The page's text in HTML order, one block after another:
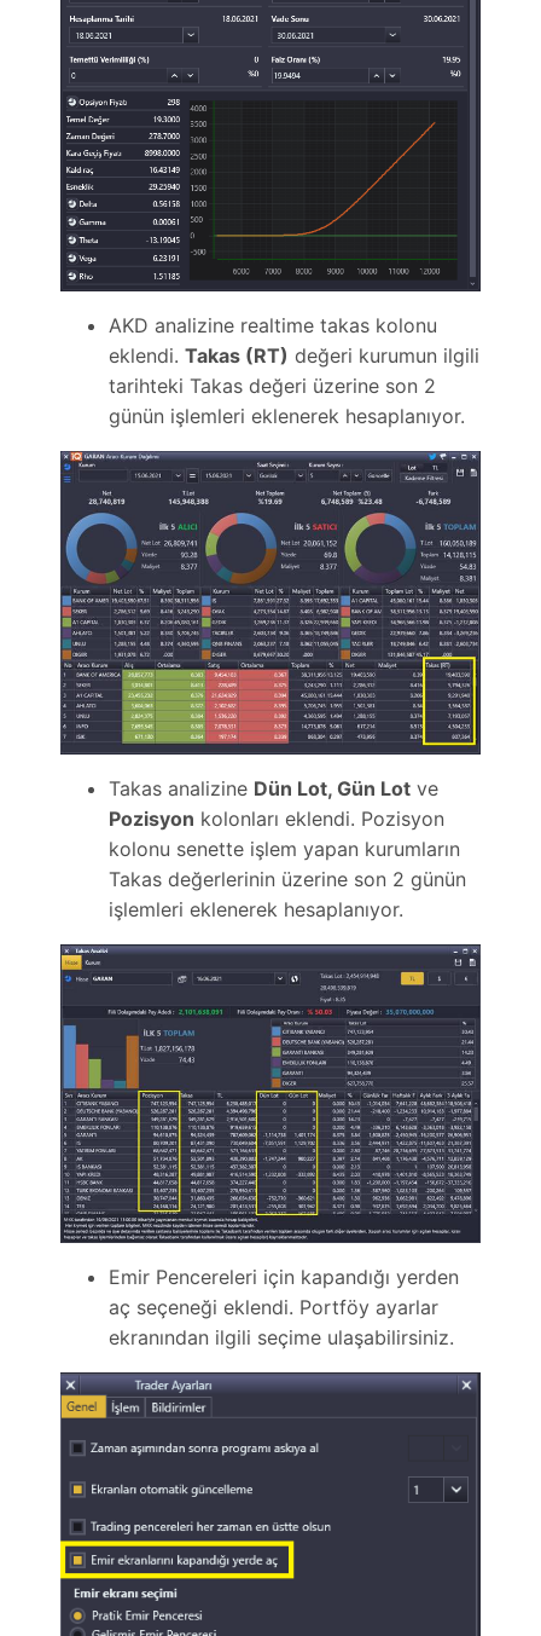
AKD analizine realtime takas kolonu
eklendi.Takas (RT) değeri kurumun ilgili
tarihteki Takas değeri üzerine son 2
günün işlemleri eklenerek hesaplanıyor.
Takas analizine Dün Lot, Gün Lot ve
Pozisyon kolonları eklendi. Pozisyon
kolonu senette işlem yapan kurumların
Takas değerlerinin üzerine son 2 günün
işlemleri eklenerek hesaplanıyor.
Emir Pencereleri için kapandığı yerden
aç seçeneği eklendi. Portföy ayarlar
ekranından ilgili seçime ulaşabilirsiniz.